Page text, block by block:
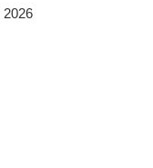
2026